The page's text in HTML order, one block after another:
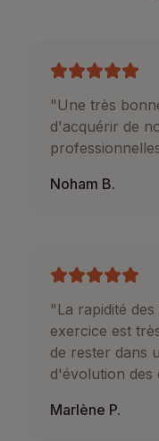
" Une très
d'acquérir de
Noham B.
" La rapidité
exercice est
de rester dans
d'évolution des
Marlène P.